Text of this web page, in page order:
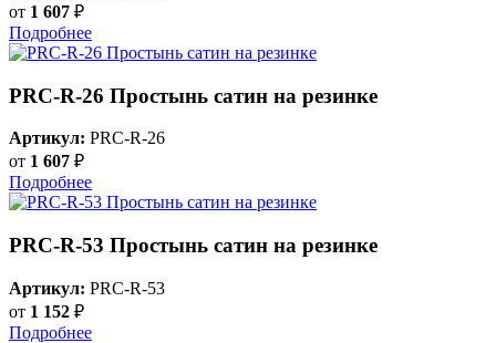
от 1 607 ₽
Подробнее
PRC-R-26 Простынь сатин на резинке
Артикул: PRC-R-26
от 1 607 ₽
Подробнее
PRC-R-53 Простынь сатин на резинке
Артикул: PRC-R-53
от 1 152 ₽
Подробнее